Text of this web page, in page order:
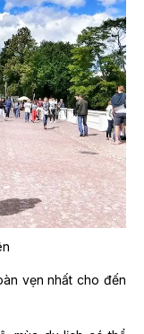
vẹn nhất cho đến